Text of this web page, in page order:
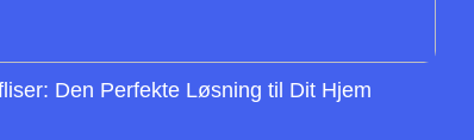
Den Perfekte Løsning til Dit Hjem